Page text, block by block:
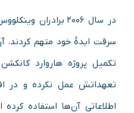
در سال ۲۰۰۶ برادران
سرقت ایدهٔ خود متهم کردند.
تکمیل پروژه هاروارد
تعهداتش عمل نکرده و در
اطلاعاتی آن‌ها استفاده